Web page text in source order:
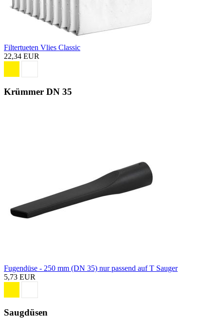
Filtertueten Vlies Classic
22,34 EUR
Krümmer DN 35
Fugendüse - 250 mm (DN 35) nur passend auf T Sauger
5,73 EUR
Saugdüsen